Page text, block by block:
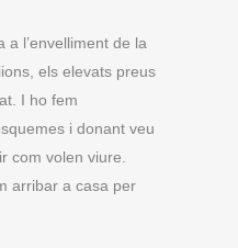
a l’envelliment de la
els elevats preus
I ho fem
i donant veu
com volen viure.
arribar a casa per